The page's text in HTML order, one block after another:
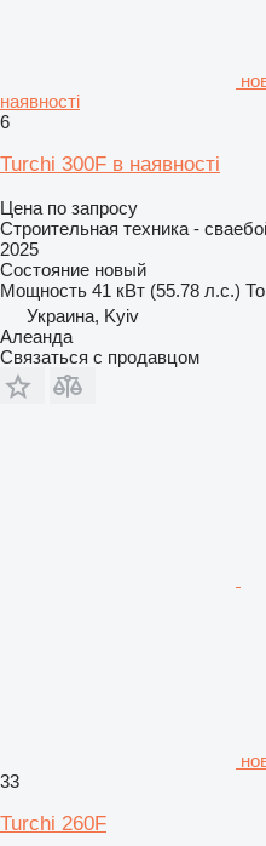
наявності
6
Turchi 300F в наявності
Цена по запросу
Строительная техника -
2025
Состояние новый
Мощность 41 кВт (55.78 л.с.)
Украина, Kyiv
Алеанда
Связаться с продавцом
33
Turchi 260F